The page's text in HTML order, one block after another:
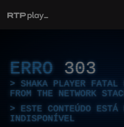
ERRO 303
SHAKA PLAYER FATAL
FROM THE NETWORK
ESTE CONTEÚDO ESTÁ
INDISPONÍVEL